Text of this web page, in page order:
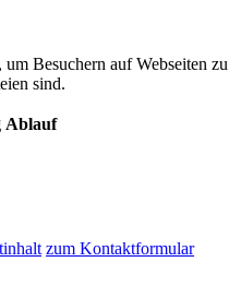
Besuchern auf Webseiten
sind.
Ablauf
zum Kontaktformular